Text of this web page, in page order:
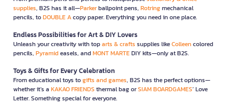
supplies, B2S has it all—Parkerballpoint pens, Rotringmechanical
pencils, toDOUBLE Acopy paper. Everything you need in one place.
Endless Possibilities for Art & DIY Lovers
Unleash your creativity with toparts & crafts supplies likeColleencolored
pencils, Pyramideasels, andMONT MARTEDIY kits—only at B2S.
Toys & Gifts for Every Celebration
From educational toys togifts and games, B2S has the perfect options—
whether it’s a KAKAO FRIENDS thermal bag orSIAM BOARDGAMES’ Love
Letter. Something special for everyone.